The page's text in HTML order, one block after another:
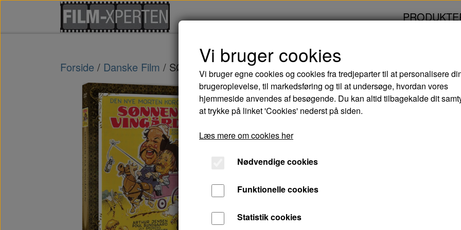
Forside Danske Film SØNNEN FRA VINGÅRDEN - DVD
SØNNEN FRA
55,00 kr.
Den pengegriske konsul Martin ejer
Vingården, der I følge et testamente efter
Martins eje før 30 år efter hans død. De 30
Vi bruger cookies
Vi bruger egne cookies og cookies fra tredjeparter til at personalisere
brugeroplevelse, til markedsføring og til at undersøge, hvordan vores
hjemmeside anvendes af besøgende. Du kan altid tilbagekalde dit
at trykke på linket 'Cookies' nederst på siden.
Læs mere om cookies her
Nødvendige cookies
Funktionelle cookies
Statistik cookies